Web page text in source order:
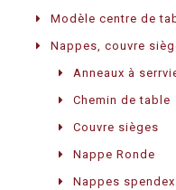
Modèle centre de
Nappes, couvre
Anneaux à
Chemin de table
Couvre sièges
Nappe Ronde
Nappes spendex